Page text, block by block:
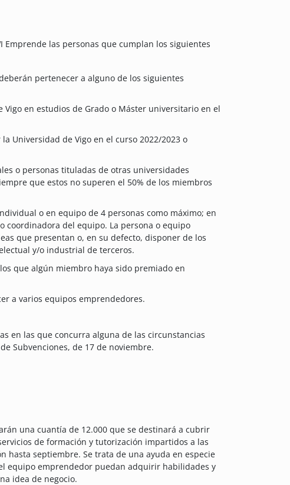
Emprende las personas que cumplan los siguientes
pertenecer a alguno de los siguientes
en estudios de Grado o Máster universitario en el
Universidad de Vigo en el curso 2022/2023 o
o personas tituladas de otras universidades
que estos no superen el 50% de los miembros
o en equipo de 4 personas como máximo; en
coordinadora del equipo. La persona o equipo
que presentan o, en su defecto, disponer de los
y/o industrial de terceros.
que algún miembro haya sido premiado en
a varios equipos emprendedores.
en las que concurra alguna de las circunstancias
Subvenciones, de 17 de noviembre.
una cuantía de 12.000 que se destinará a cubrir
de formación y tutorización impartidos a las
hasta septiembre. Se trata de una ayuda en especie
equipo emprendedor puedan adquirir habilidades y
idea de negocio.